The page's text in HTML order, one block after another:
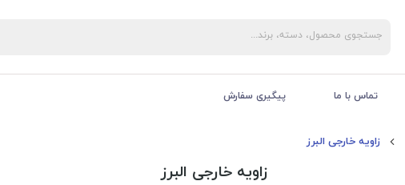
تماس با ما پیگیری سفارش
زاویه خارجی البرز
زاویه خارجی البرز